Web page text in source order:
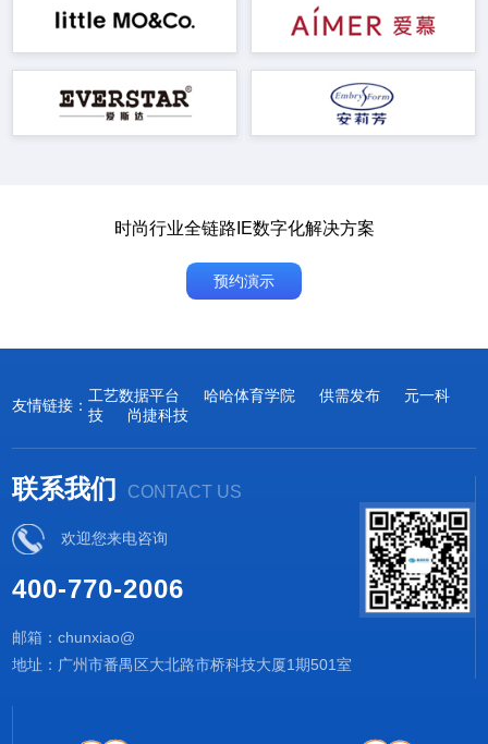
时尚行业全链路IE数字化解决方案
预约演示
友情链接：
工艺数据平台 哈哈体育学院 供需发布
元一科
技
尚捷科技
联系我们 CONTACT US
欢迎您来电咨询
400-770-2006
邮箱：chunxiao@
地址：广州市番禺区大北路市桥科技大厦1期501室